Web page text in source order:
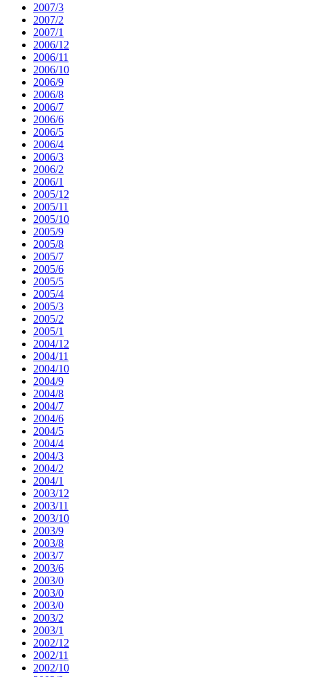
2007/3
2007/2
2007/1
2006/12
2006/11
2006/10
2006/9
2006/8
2006/7
2006/6
2006/5
2006/4
2006/3
2006/2
2006/1
2005/12
2005/11
2005/10
2005/9
2005/8
2005/7
2005/6
2005/5
2005/4
2005/3
2005/2
2005/1
2004/12
2004/11
2004/10
2004/9
2004/8
2004/7
2004/6
2004/5
2004/4
2004/3
2004/2
2004/1
2003/12
2003/11
2003/10
2003/9
2003/8
2003/7
2003/6
2003/0
2003/0
2003/0
2003/2
2003/1
2002/12
2002/11
2002/10